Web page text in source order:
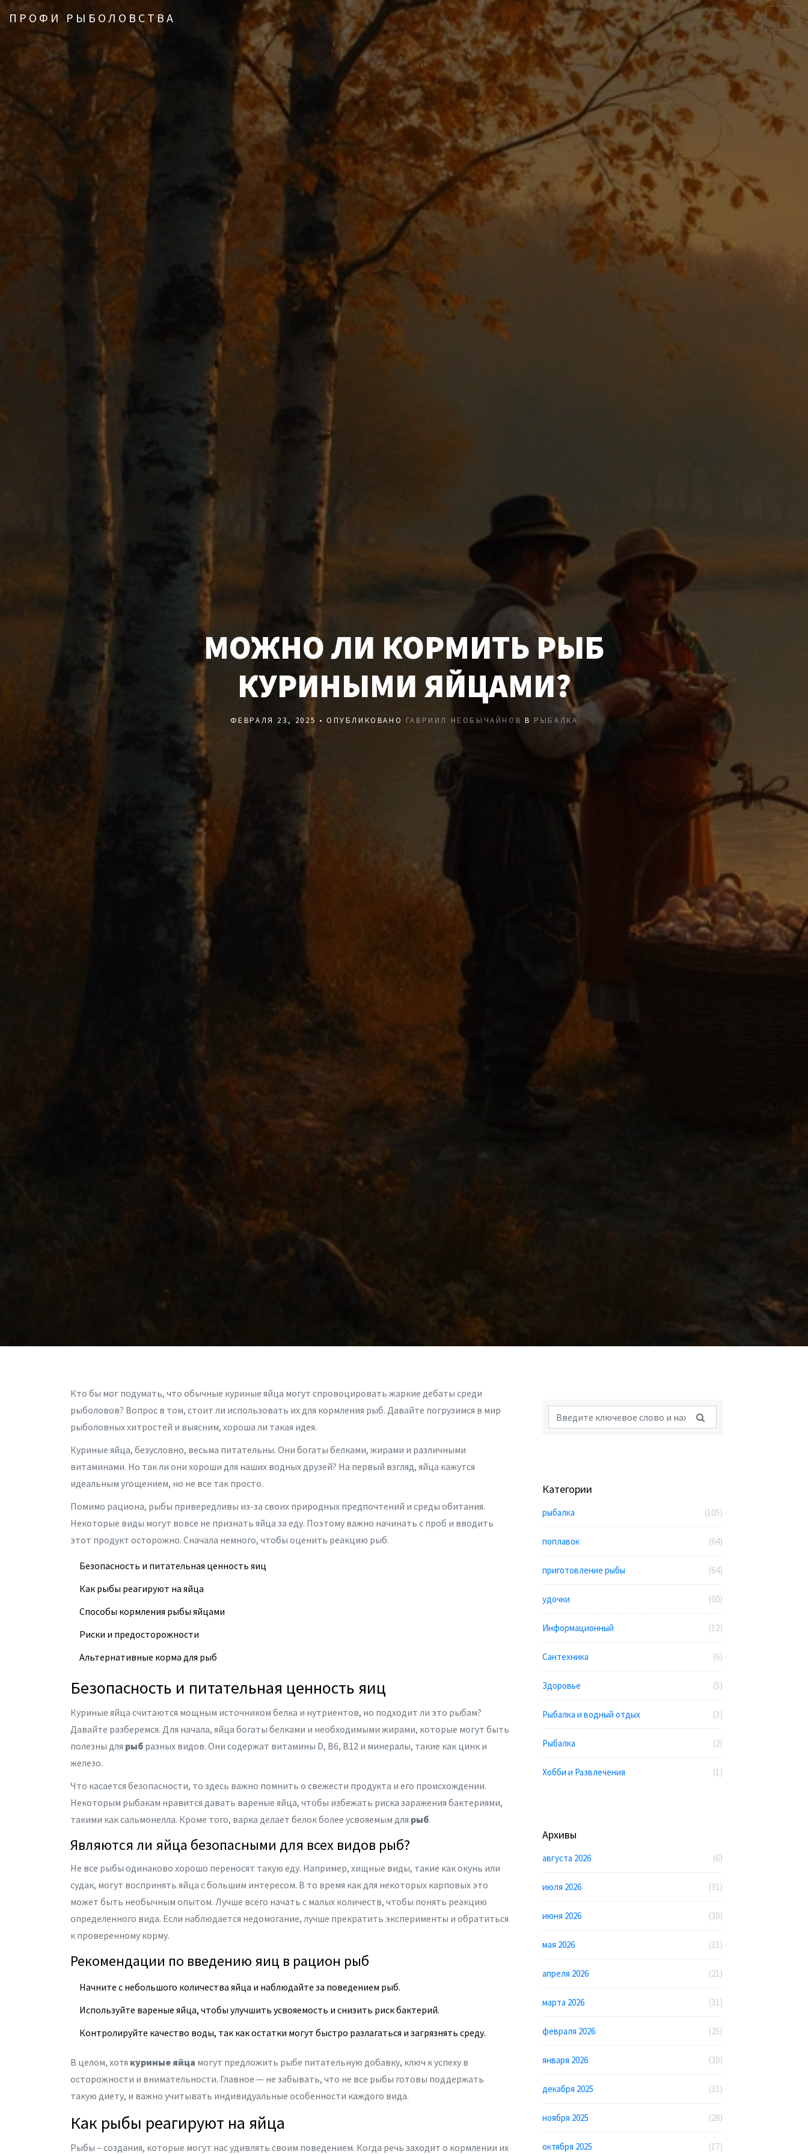
ПРОФИ РЫБОЛОВСТВА
МОЖНО ЛИ КОРМИТЬ РЫБ
КУРИНЫМИ ЯЙЦАМИ?
ФЕВРАЛЯ 23, 2025 • ОПУБЛИКОВАНО ГАВРИИЛ НЕОБЫЧАЙНОВ В РЫБАЛКА
Кто бы мог подумать, что обычные куриные яйца могут спровоцировать жаркие дебаты среди
рыболовов? Вопрос в том, стоит ли использовать их для кормления рыб. Давайте погрузимся в мир
рыболовных хитростей и выясним, хороша ли такая идея.
Куриные яйца, безусловно, весьма питательны. Они богаты белками, жирами и различными
витаминами. Но так ли они хороши для наших водных друзей? На первый взгляд, яйца кажутся
идеальным угощением, но не все так просто.
Помимо рациона, рыбы привередливы из-за своих природных предпочтений и среды обитания.
Некоторые виды могут вовсе не признать яйца за еду. Поэтому важно начинать с проб и вводить
этот продукт осторожно. Сначала немного, чтобы оценить реакцию рыб.
Безопасность и питательная ценность яиц
Как рыбы реагируют на яйца
Способы кормления рыбы яйцами
Риски и предосторожности
Альтернативные корма для рыб
Безопасность и питательная ценность яиц
Куриные яйца считаются мощным источником белка и нутриентов, но подходит ли это рыбам?
Давайте разберемся. Для начала, яйца богаты белками и необходимыми жирами, которые могут быть
полезны для рыб разных видов. Они содержат витамины D, B6, B12 и минералы, такие как цинк и
железо.
Что касается безопасности, то здесь важно помнить о свежести продукта и его происхождении.
Некоторым рыбакам нравится давать вареные яйца, чтобы избежать риска заражения бактериями,
такими как сальмонелла. Кроме того, варка делает белок более усвояемым для рыб.
Являются ли яйца безопасными для всех видов рыб?
Не все рыбы одинаково хорошо переносят такую еду. Например, хищные виды, такие как окунь или
судак, могут воспринять яйца с большим интересом. В то время как для некоторых карповых это
может быть необычным опытом. Лучше всего начать с малых количеств, чтобы понять реакцию
определенного вида. Если наблюдается недомогание, лучше прекратить эксперименты и обратиться
к проверенному корму.
Рекомендации по введению яиц в рацион рыб
Начните с небольшого количества яйца и наблюдайте за поведением рыб.
Используйте вареные яйца, чтобы улучшить усвояемость и снизить риск бактерий.
Контролируйте качество воды, так как остатки могут быстро разлагаться и загрязнять среду.
В целом, хотя куриные яйца могут предложить рыбе питательную добавку, ключ к успеху в
осторожности и внимательности. Главное — не забывать, что не все рыбы готовы поддержать
такую диету, и важно учитывать индивидуальные особенности каждого вида.
Как рыбы реагируют на яйца
Рыбы – создания, которые могут нас удивлять своим поведением. Когда речь заходит о кормлении их
Категории
рыбалка (105)
поплавок (64)
приготовление рыбы (64)
удочки (60)
Информационный (12)
Сантехника (6)
Здоровье (5)
Рыбалка и водный отдых (3)
Рыбалка (2)
Хобби и Развлечения (1)
Архивы
августа 2026 (6)
июля 2026 (31)
июня 2026 (30)
мая 2026 (31)
апреля 2026 (21)
марта 2026 (31)
февраля 2026 (25)
января 2026 (30)
декабря 2025 (31)
ноября 2025 (28)
октября 2025 (17)